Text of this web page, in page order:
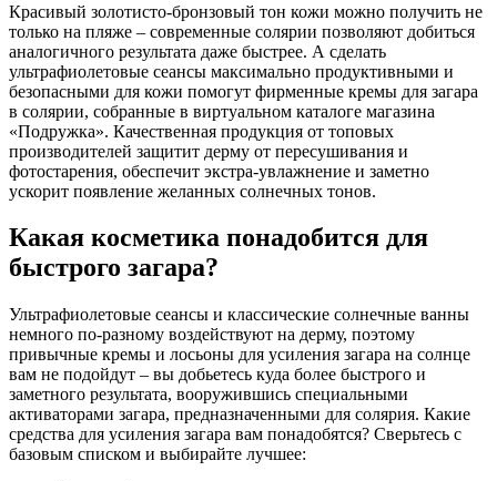
Красивый золотисто-бронзовый тон кожи можно получить не
только на пляже – современные солярии позволяют добиться
аналогичного результата даже быстрее. А сделать
ультрафиолетовые сеансы максимально продуктивными и
безопасными для кожи помогут фирменные кремы для загара
в солярии, собранные в виртуальном каталоге магазина
«Подружка». Качественная продукция от топовых
производителей защитит дерму от пересушивания и
фотостарения, обеспечит экстра-увлажнение и заметно
ускорит появление желанных солнечных тонов.
Какая косметика понадобится для
быстрого загара?
Ультрафиолетовые сеансы и классические солнечные ванны
немного по-разному воздействуют на дерму, поэтому
привычные кремы и лосьоны для усиления загара на солнце
вам не подойдут – вы добьетесь куда более быстрого и
заметного результата, вооружившись специальными
активаторами загара, предназначенными для солярия. Какие
средства для усиления загара вам понадобятся? Сверьтесь с
базовым списком и выбирайте лучшее: